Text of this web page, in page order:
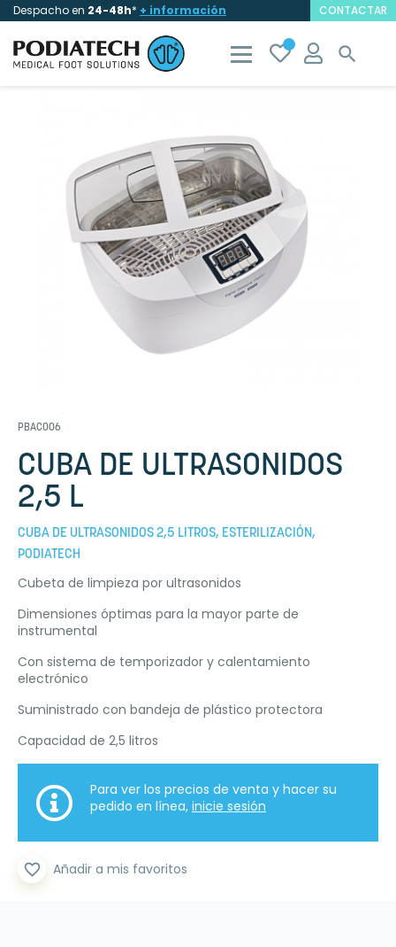
Despacho en 24-48h* + información CONTACTAR

PBAC006
CUBA DE ULTRASONIDOS
2,5 L
CUBA DE ULTRASONIDOS 2,5 LITROS, ESTERILIZACIÓN,
PODIATECH
Cubeta de limpieza por ultrasonidos
Dimensiones óptimas para la mayor parte de
instrumental
Con sistema de temporizador y calentamiento
electrónico
Suministrado con bandeja de plástico protectora
Capacidad de 2,5 litros
Para ver los precios de venta y hacer su
pedido en línea, inicie sesión
favorite_border Añadir a mis favoritos